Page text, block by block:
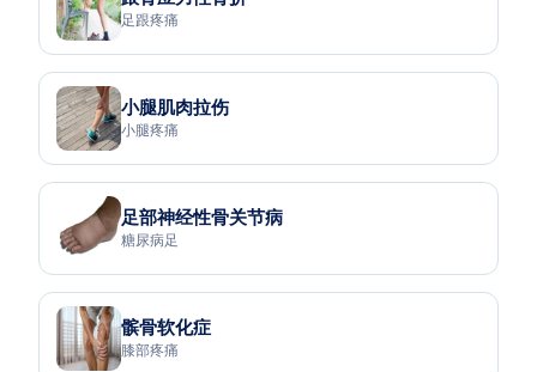
足跟疼痛
小腿肌肉拉伤
小腿疼痛
足部神经性骨关节病
糖尿病足
髌骨软化症
膝部疼痛